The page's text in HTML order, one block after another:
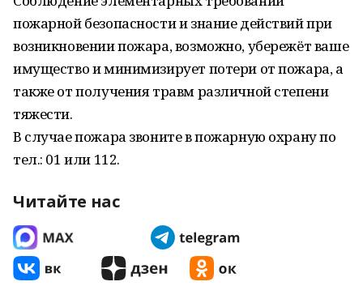
пожарной безопасности и знание действий при
возникновении пожара, возможно, убережёт ваше
имущество и минимизирует потери от пожара, а
также от получения травм различной степени
тяжести.
В случае пожара звоните в пожарную охрану по
тел.: 01 или 112.
Читайте нас